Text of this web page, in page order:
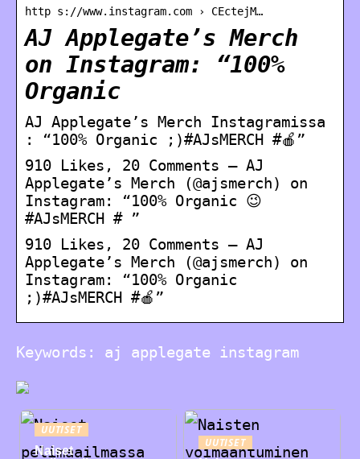
http s://www.instagram.com › CEctejM…
AJ Applegate’s Merch
on Instagram: “100%
Organic
AJ Applegate’s Merch Instagramissa
: “100% Organic ;)#AJsMERCH #🍎”
910 Likes, 20 Comments – AJ
Applegate’s Merch (@ajsmerch) on
Instagram: “100% Organic 😉
#AJsMERCH # ”
910 Likes, 20 Comments – AJ
Applegate’s Merch (@ajsmerch) on
Instagram: “100% Organic
;)#AJsMERCH #🍎”
Keywords: aj applegate instagram
UUTISET
Naiset
UUTISET